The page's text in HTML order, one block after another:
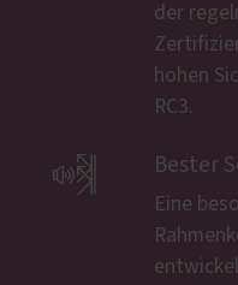
der
hohen
RC3.
 Bester
Eine